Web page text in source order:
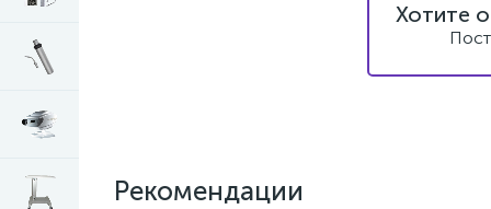
Хотите
Рекомендации